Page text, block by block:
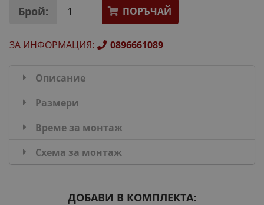
Брой: ПОРЪЧАЙ
ЗА ИНФОРМАЦИЯ: 0896661089
Описание
Размери
Време за монтаж
Схема за монтаж
ДОБАВИ В КОМПЛЕКТА: